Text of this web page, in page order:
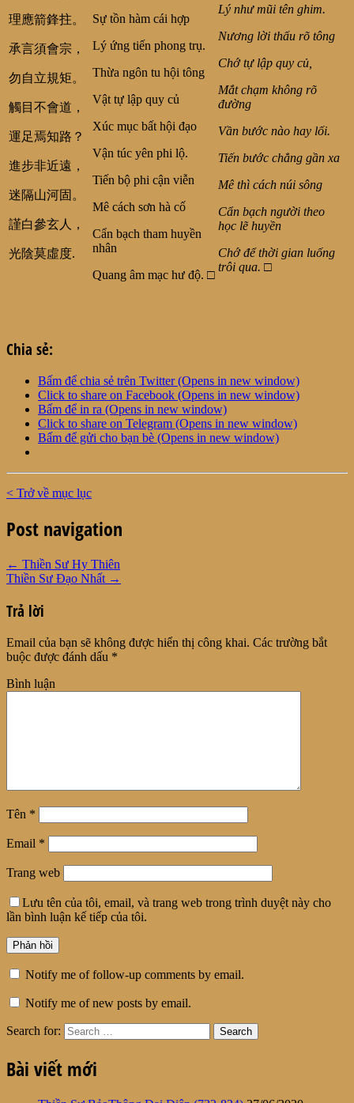
理應箭鋒拄。
承言須會宗，
勿自立規矩。
觸目不會道，
運足焉知路？
進步非近遠，
迷隔山河固。
謹白參玄人，
光陰莫虛度.
Sự tồn hàm cái hợp
Lý ứng tiến phong trụ.
Thừa ngôn tu hội tông
Vật tự lập quy củ
Xúc mục bất hội đạo
Vận túc yên phi lộ.
Tiến bộ phi cận viễn
Mê cách sơn hà cố
Cẩn bạch tham huyền
nhân
Quang âm mạc hư độ. □
Lý như mũi tên ghim.
Nương lời thấu rõ tông
Chớ tự lập quy củ,
Mắt chạm không rõ
đường
Vần bước nào hay lối.
Tiến bước chẳng gần xa
Mê thì cách núi sông
Cẩn bạch người theo
học lẽ huyền
Chớ để thời gian luống
trôi qua. □
Chia sẻ:
Bấm để chia sẻ trên Twitter (Opens in new window)
Click to share on Facebook (Opens in new window)
Bấm để in ra (Opens in new window)
Click to share on Telegram (Opens in new window)
Bấm để gửi cho bạn bè (Opens in new window)
< Trở về mục lục
Post navigation
← Thiền Sư Hy Thiên
Thiền Sư Đạo Nhất →
Trả lời
Email của bạn sẽ không được hiển thị công khai. Các trường bắt
buộc được đánh dấu *
Bình luận
Tên *
Email *
Trang web
Lưu tên của tôi, email, và trang web trong trình duyệt này cho
lần bình luận kế tiếp của tôi.
Notify me of follow-up comments by email.
Notify me of new posts by email.
Search for:
Bài viết mới